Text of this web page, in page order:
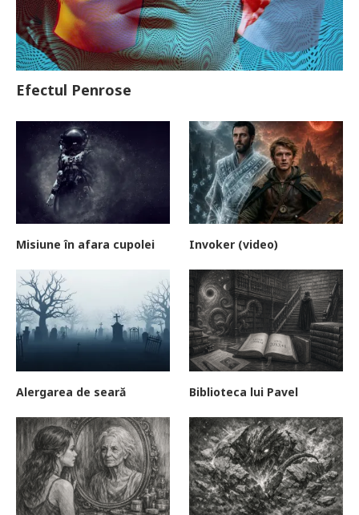
Efectul Penrose
Misiune în afara cupolei Invoker (video)
Alergarea de seară Biblioteca lui Pavel